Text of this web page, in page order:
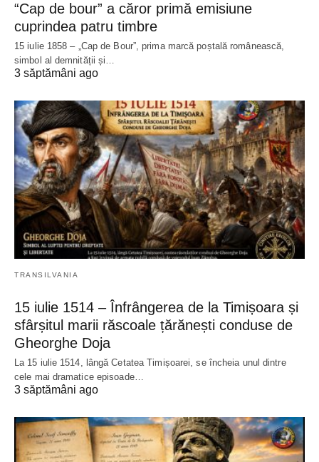
“Cap de bour” a căror primă emisiune
cuprindea patru timbre
15 iulie 1858 – „Cap de Bour”, prima marcă poștală românească,
simbol al demnității și…
3 săptămâni ago
TRANSILVANIA
15 iulie 1514 – Înfrângerea de la Timișoara și
sfârșitul marii răscoale țărănești conduse de
Gheorghe Doja
La 15 iulie 1514, lângă Cetatea Timișoarei, se încheia unul dintre
cele mai dramatice episoade…
3 săptămâni ago